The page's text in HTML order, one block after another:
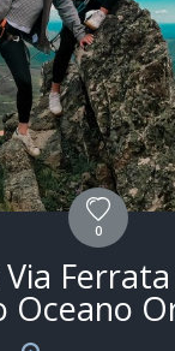
0
Via
Oceano